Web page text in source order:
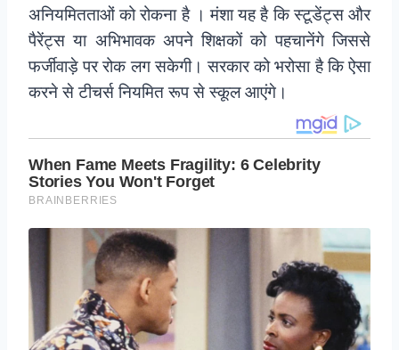
अनियमितताओं को रोकना है । मंशा यह है कि स्टूडेंट्स और
पैरेंट्स या अभिभावक अपने शिक्षकों को पहचानेंगे जिससे
फर्जीवाड़े पर रोक लग सकेगी। सरकार को भरोसा है कि ऐसा
करने से टीचर्स नियमित रूप से स्कूल आएंगे।